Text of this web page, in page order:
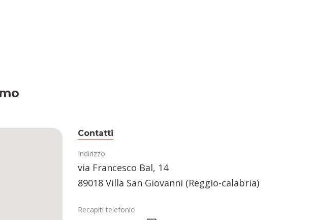
Contatti
Indirizzo
via Francesco Bal, 14
89018 Villa San Giovanni (Reggio-calabria)
Recapiti telefonici